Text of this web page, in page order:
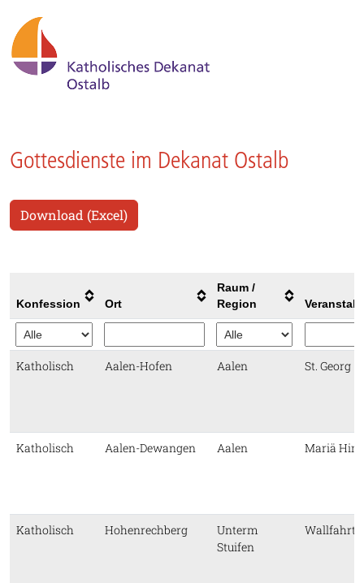
Gottesdienste im Dekanat Ostalb
Download (Excel)
Konfession Ort
Raum /
Region
Katholisch Aalen-Hofen Aalen St. Georg
Katholisch Aalen-Dewangen Aalen Mariä
Katholisch Hohenrechberg
Unterm
Stuifen